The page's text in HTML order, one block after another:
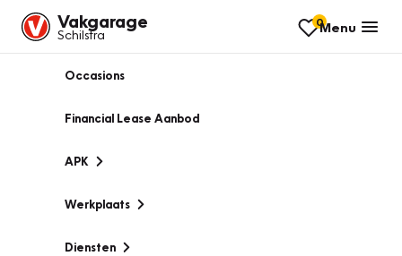
Vakgarage
Schilstra
0Menu
Occasions
Financial Lease Aanbod
APK
Werkplaats
Diensten